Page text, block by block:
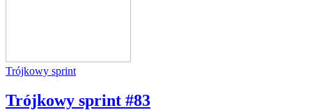
Trójkowy sprint
Trójkowy sprint #83